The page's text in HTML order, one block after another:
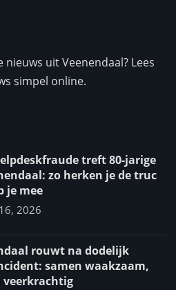
uit Veenendaal? Lees
simpel online.
treft 80-jarige
zo herken je de truc
je mee
2026
rouwt na dodelijk
samen waakzaam,
veerkrachtig